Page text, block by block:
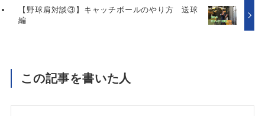
【野球肩対談③】キャッチボールのやり方 送球
編
この記事を書いた人